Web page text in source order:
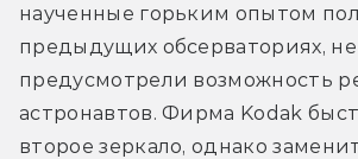
наученные горьким опытом
предыдущих обсерваториях, не
предусмотрели возможность
астронавтов. Фирма Kodak
второе зеркало, однако